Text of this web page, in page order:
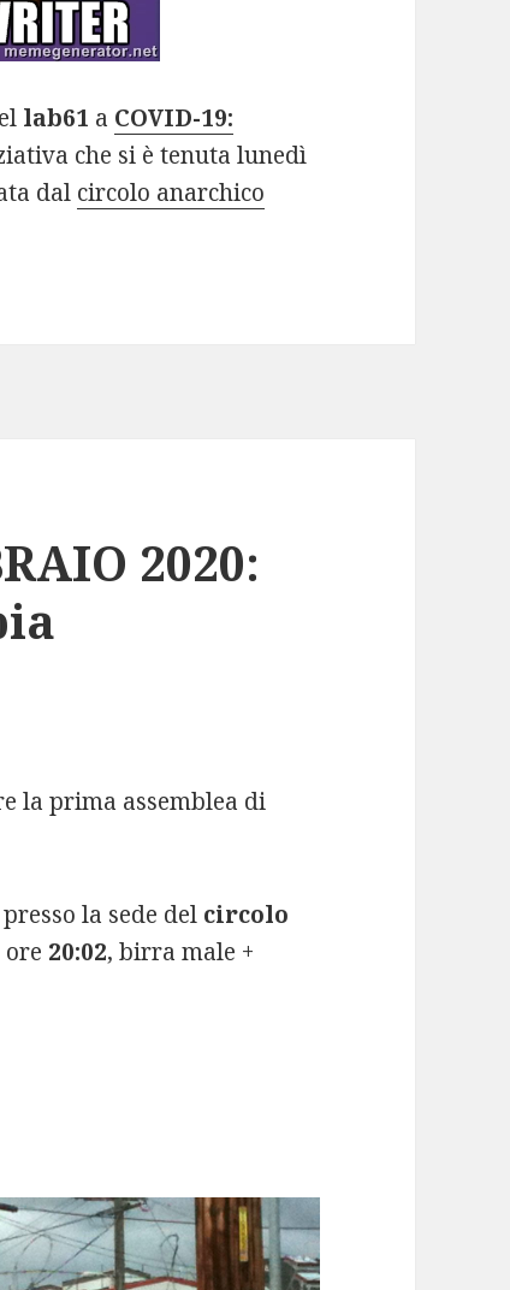
lab61 a COVID-19:
che si è tenuta lunedì
dal circolo anarchico
2020:
la prima assemblea di
la sede del circolo
ore 20:02, birra male +